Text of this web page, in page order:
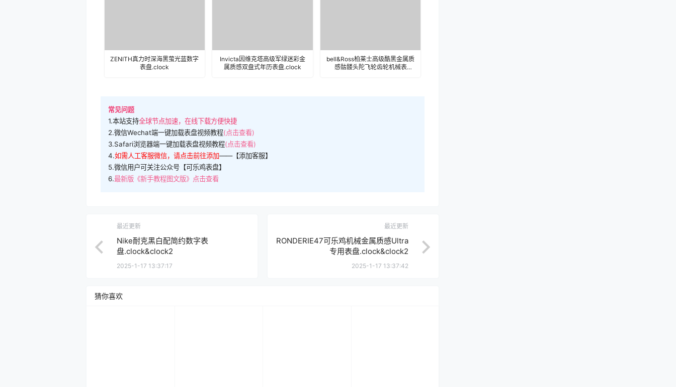
ZENITH真力时深海黑萤光蓝数字
表盘.clock
Invicta因维克塔高级军绿迷彩金
属质感双盘式年历表盘.clock
bell&Ross柏莱士高级酷黑金属质
感骷髅头陀飞轮齿轮机械表
常见问题
1.本站支持全球节点加速，在线下载方便快捷
2.微信Wechat端一键加载表盘视频教程(点击查看)
3.Safari浏览器端一键加载表盘视频教程(点击查看)
4.如需人工客服微信，请点击前往添加——【添加客服】
5.微信用户可关注公众号【可乐鸡表盘】
6.最新版《新手教程图文版》点击查看
最近更新
Nike耐克黑白配简约数字表
盘.clock&clock2
2025-1-17 13:37:17
最近更新
RONDERIE47可乐鸡机械金属质感Ultra
专用表盘.clock&clock2
2025-1-17 13:37:42
猜你喜欢